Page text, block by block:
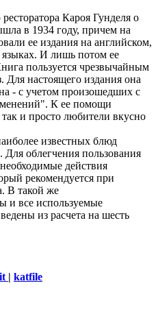
Кароя Гунделя о
в 1934 году, причем на
ее издания на английском,
И лишь потом ее
пользуется чрезвычайным
Для настоящего издания она
- с учетом произошедших с
К ее помощи
и просто любители вкусно
известных блюд
облегчения пользования
действия
рекомендуется при
В такой же
и все используемые
из расчета на шесть
| katfile